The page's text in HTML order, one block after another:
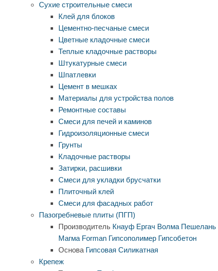
Сухие строительные смеси
Клей для блоков
Цементно-песчаные смеси
Цветные кладочные смеси
Теплые кладочные растворы
Штукатурные смеси
Шпатлевки
Цемент в мешках
Материалы для устройства полов
Ремонтные составы
Смеси для печей и каминов
Гидроизоляционные смеси
Грунты
Кладочные растворы
Затирки, расшивки
Смеси для укладки брусчатки
Плиточный клей
Смеси для фасадных работ
Пазогребневые плиты (ПГП)
Производитель Кнауф Ергач Волма Пешелань
Магма Forman Гипсополимер Гипсобетон
Основа Гипсовая Силикатная
Крепеж